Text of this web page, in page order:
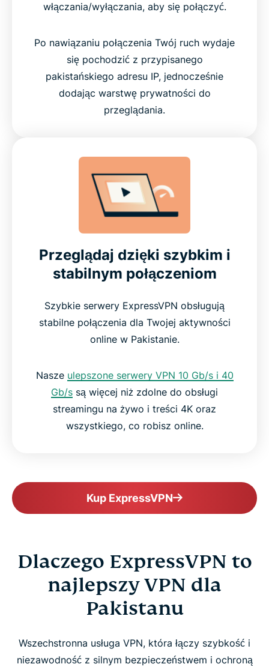
włączania/wyłączania, aby się połączyć.
Po nawiązaniu połączenia Twój ruch wydaje
się pochodzić z przypisanego
pakistańskiego adresu IP, jednocześnie
dodając warstwę prywatności do
przeglądania.
Przeglądaj dzięki szybkim i
stabilnym połączeniom
Szybkie serwery ExpressVPN obsługują
stabilne połączenia dla Twojej aktywności
online w Pakistanie.
Nasze ulepszone serwery VPN 10 Gb/s i 40
Gb/s są więcej niż zdolne do obsługi
streamingu na żywo i treści 4K oraz
wszystkiego, co robisz online.
Kup ExpressVPN
Dlaczego ExpressVPN to
najlepszy VPN dla
Pakistanu
Wszechstronna usługa VPN, która łączy szybkość i
niezawodność z silnym bezpieczeństwem i ochroną